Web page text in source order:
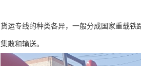
货运专线的种类各异，一般分成国家重载
集散和输送。